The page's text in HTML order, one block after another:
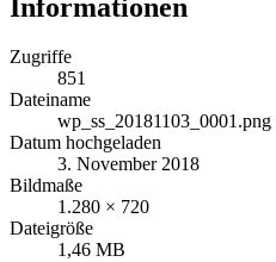
Informationen
Zugriffe
851
Dateiname
wp_ss_20181103_0001.png
Datum hochgeladen
3. November 2018
Bildmaße
1.280 × 720
Dateigröße
1,46 MB